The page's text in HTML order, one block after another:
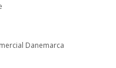
Danemarca